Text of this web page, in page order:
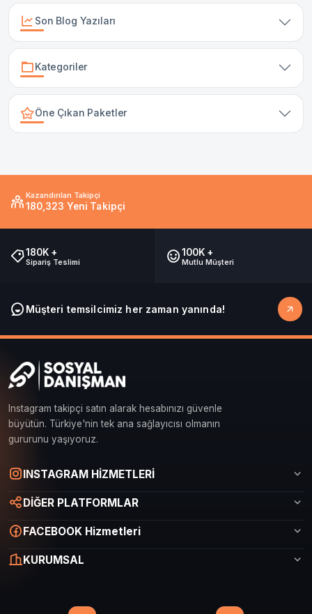
Son Blog Yazıları
Kategoriler
Öne Çıkan Paketler
Kazandırılan Takipçi
180,323 Yeni Takipçi
180K +
Sipariş Teslimi
100K +
Mutlu Müşteri
Müşteri temsilcimiz her zaman yanında!
Instagram takipçi satın alarak hesabınızı güvenle
büyütün. Türkiye'nin tek ana sağlayıcısı olmanın
gururunu yaşıyoruz.
INSTAGRAM HİZMETLERİ
DİĞER PLATFORMLAR
FACEBOOK Hizmetleri
KURUMSAL
Sosyal Danışman Canlı Destek
Çevrimiçi